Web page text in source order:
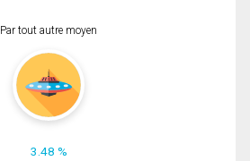
Par tout autre moyen
3.48 %